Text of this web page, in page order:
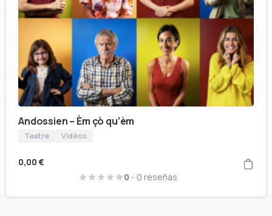
Andossien – Èm çò qu’èm
Teatre Vidèos
0,00 €
0 - 0 reseñas